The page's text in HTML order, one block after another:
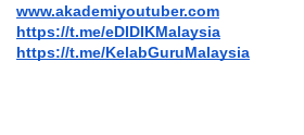
www.akademiyoutuber.com
https://t.me/eDIDIKMalaysia
https://t.me/KelabGuruMalaysia